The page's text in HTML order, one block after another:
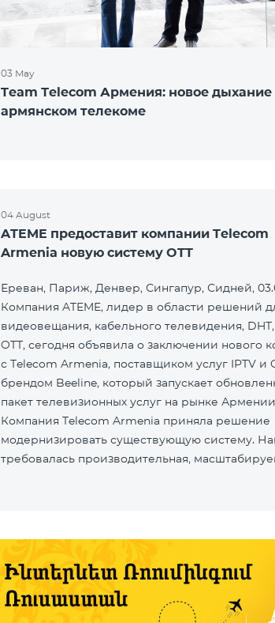
03 May
Team Тelecom Армения: новое дыхание
армянском телекоме
04 August
ATEME предоставит компании Telecom
Armenia новую систему OTT
Ереван, Париж, Денвер, Сингапур, Сидней,
Компания ATEME, лидер в области решений
видеовещания, кабельного телевидения,
OTT, сегодня объявила о заключении нового
с Telecom Armenia, поставщиком услуг IPTV и
брендом Beeline, который запускает
пакет телевизионных услуг на рынке
Компания Telecom Armenia приняла решение
модернизировать существующую систему.
требовалась производительная,